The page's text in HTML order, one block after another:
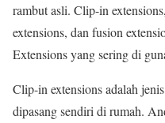
rambut asli. Clip-in
extensions, dan fusion
Extensions yang sering di
Clip-in extensions adalah
dipasang sendiri di rumah.